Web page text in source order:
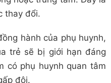
thay đổi.
hành của phụ huynh,
trẻ sẽ bị giới hạn đáng
có phụ huynh quan tâm
đôi.